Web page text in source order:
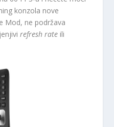
konzola nove
Mod, ne podržava
refresh rate ili